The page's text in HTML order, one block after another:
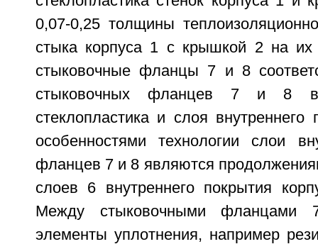
0,07-0,25 толщины
стыка корпуса 1 с крышкой 2 на их
стыковочные фланцы 7 и 8
стыковочных фланцев 7 и 8
стеклопластика и слоя
особенностями технологии слои
фланцев 7 и 8 являются
слоев 6 внутреннего покрытия
Между стыковочными
элементы уплотнения, например